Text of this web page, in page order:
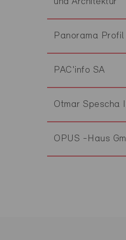
Panorama Profil
PAC'info SA
Otmar Spescha
OPUS -Haus